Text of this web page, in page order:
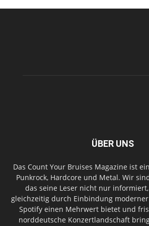
ÜBER UNS
Das Count Your Bruises Magazine ist
Punkrock, Hardcore und Metal. Wir
das seine Leser nicht nur
gleichzeitig durch Einbindung
Spotify einen Mehrwert bietet und
norddeutsche Konzertlandschaft